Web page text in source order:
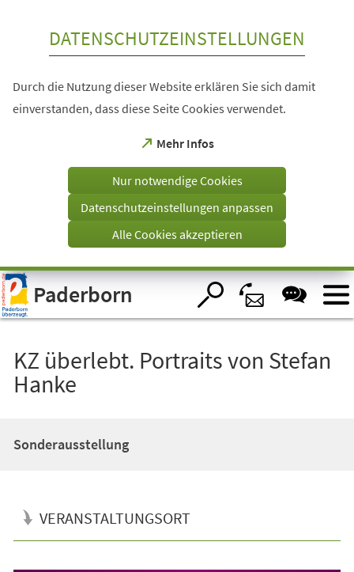
Visuelle
Assistenzsoftware
öffnen.
DATENSCHUTZEINSTELLUNGEN
Durch die Nutzung dieser Website erklären Sie sich damit
einverstanden, dass diese Seite Cookies verwendet.
Mehr Infos
(Öffnet
einem
Tab)
Nur notwendige Cookies
Datenschutzeinstellungen anpassen
Alle Cookies akzeptieren
Paderborn
KZ überlebt. Portraits von Stefan
Hanke
Sonderausstellung
VERANSTALTUNGSORT